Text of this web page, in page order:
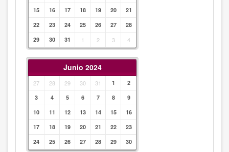
15
16 17 18 19 20
21
22
23 24 25 26 27
28
29
30 31 1 2 3 4
Junio 2024
27 28 29 30 31 1
2
3
4 5 6 7 8
9
10
11 12 13 14 15
16
17
18 19 20 21 22
23
24
25 26 27 28 29 30